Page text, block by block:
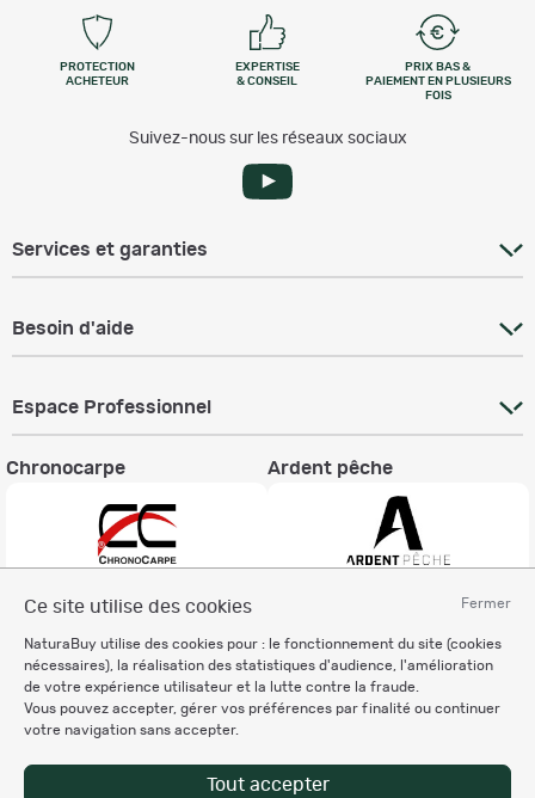
Fermer
Ce site utilise des cookies
NaturaBuy utilise des cookies pour : le fonctionnement du site (cookies
nécessaires), la réalisation des statistiques d'audience, l'amélioration
de votre expérience utilisateur et la lutte contre la fraude.
Vous pouvez accepter, gérer vos préférences par finalité ou continuer
votre navigation sans accepter.
Tout accepter
PROTECTION
ACHETEUR
EXPERTISE
& CONSEIL
PRIX BAS &
PAIEMENT EN PLUSIEURS
FOIS
Suivez-nous sur les réseaux sociaux
Services et garanties
Besoin d'aide
Espace Professionnel
Chronocarpe Ardent pêche
Charte éthique
Mentions légales
Règlement & Conditions d'utilisation
Politique de protection
des données personnelles
Personnalisation des cookies